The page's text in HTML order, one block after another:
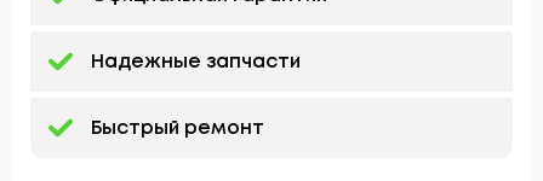
Надежные запчасти
Быстрый ремонт